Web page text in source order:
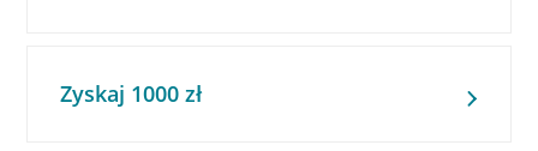
Zyskaj 1000 zł